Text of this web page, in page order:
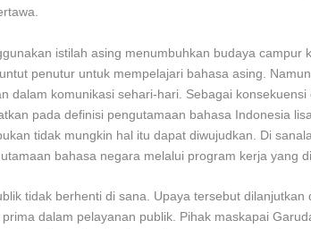
istilah asing menumbuhkan budaya campur
penutur untuk mempelajari bahasa asing.
komunikasi sehari-hari. Sebagai konsekuensi
pada definisi pengutamaan bahasa Indonesia
tidak mungkin hal itu dapat diwujudkan. Di
bahasa negara melalui program kerja yang
tidak berhenti di sana. Upaya tersebut dilanjutkan
dalam pelayanan publik. Pihak maskapai